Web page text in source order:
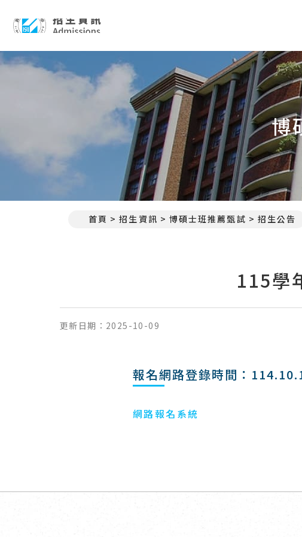
博
首頁 招生資訊 博碩士班推薦甄試 招生公告
115學
更新日期： 2025-10-09
報名網路登錄時間：
網路報名系統